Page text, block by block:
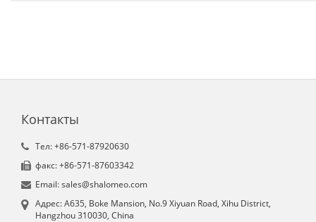
Контакты
Tел: +86-571-87920630
факс: +86-571-87603342
Email: sales@shalomeo.com
Aдрес: A635, Boke Mansion, No.9 Xiyuan Road, Xihu District,
Hangzhou 310030, China